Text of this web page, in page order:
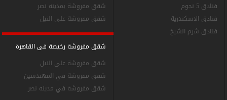
فنادق 5 نجوم
فنادق الاسكندرية
فنادق شرم الشيخ
شقق مفروشة بمدينه نصر
شقق مفروشة علي النيل
شقق مفروشة رخيصة فى القاهرة
شقق مفروشة على النيل
شقق مفروشة في المهندسين
شقق مفروشة في مدينه نصر